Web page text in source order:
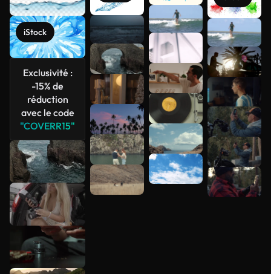
iStock
Exclusivité :
-15% de
réduction
avec le code
"COVERR15"
Voir plus